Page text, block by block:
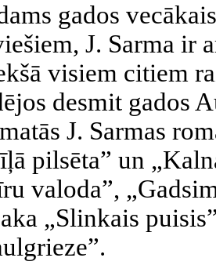
gados
J. Sarma ir
visiem citiem
desmit gados
J. Sarmas
pilsēta” un
valoda”,
„Slinkais